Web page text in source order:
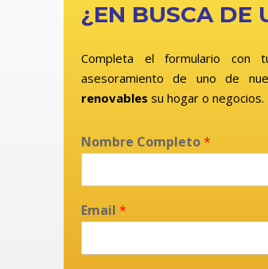
¿EN BUSCA DE
Completa el formulario con
asesoramiento de uno de
renovables su hogar o negocios.
Nombre Completo*
Email *